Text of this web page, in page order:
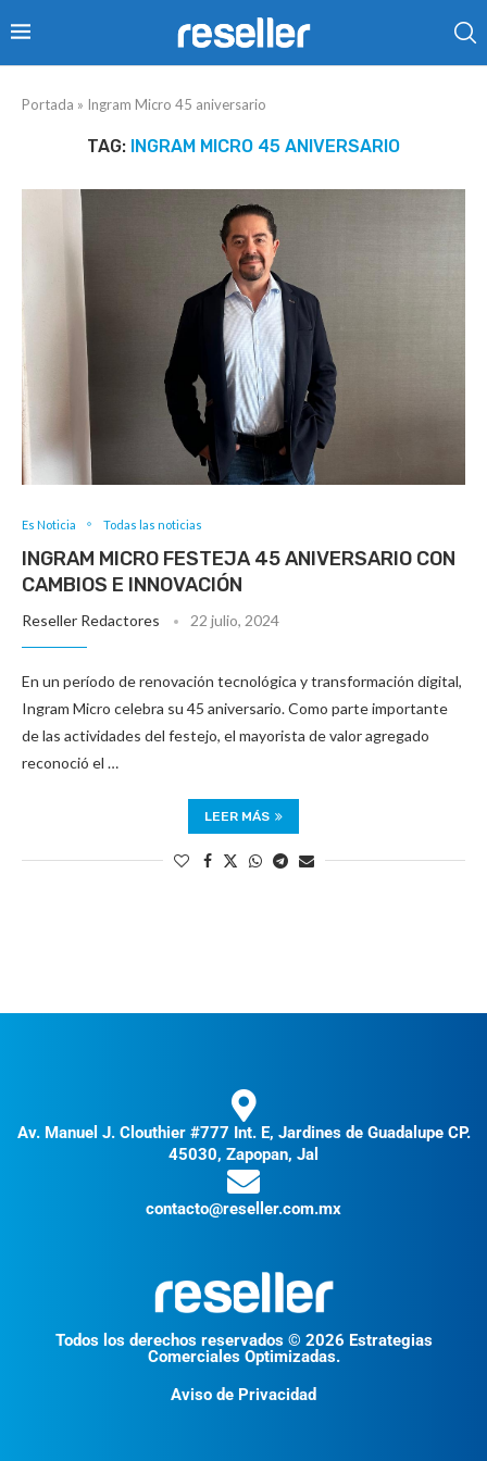
Portada » Ingram Micro 45 aniversario
TAG: INGRAM MICRO 45 ANIVERSARIO
Es Noticia Todas las noticias
INGRAM MICRO FESTEJA 45 ANIVERSARIO CON
CAMBIOS E INNOVACIÓN
Reseller Redactores 22 julio, 2024
En un período de renovación tecnológica y transformación digital,
Ingram Micro celebra su 45 aniversario. Como parte importante
de las actividades del festejo, el mayorista de valor agregado
reconoció el …
LEER MÁS
Av. Manuel J. Clouthier #777 Int. E, Jardines de Guadalupe CP.
45030, Zapopan, Jal
contacto@reseller.com.mx
Todos los derechos reservados © 2026 Estrategias
Comerciales Optimizadas.
Aviso de Privacidad